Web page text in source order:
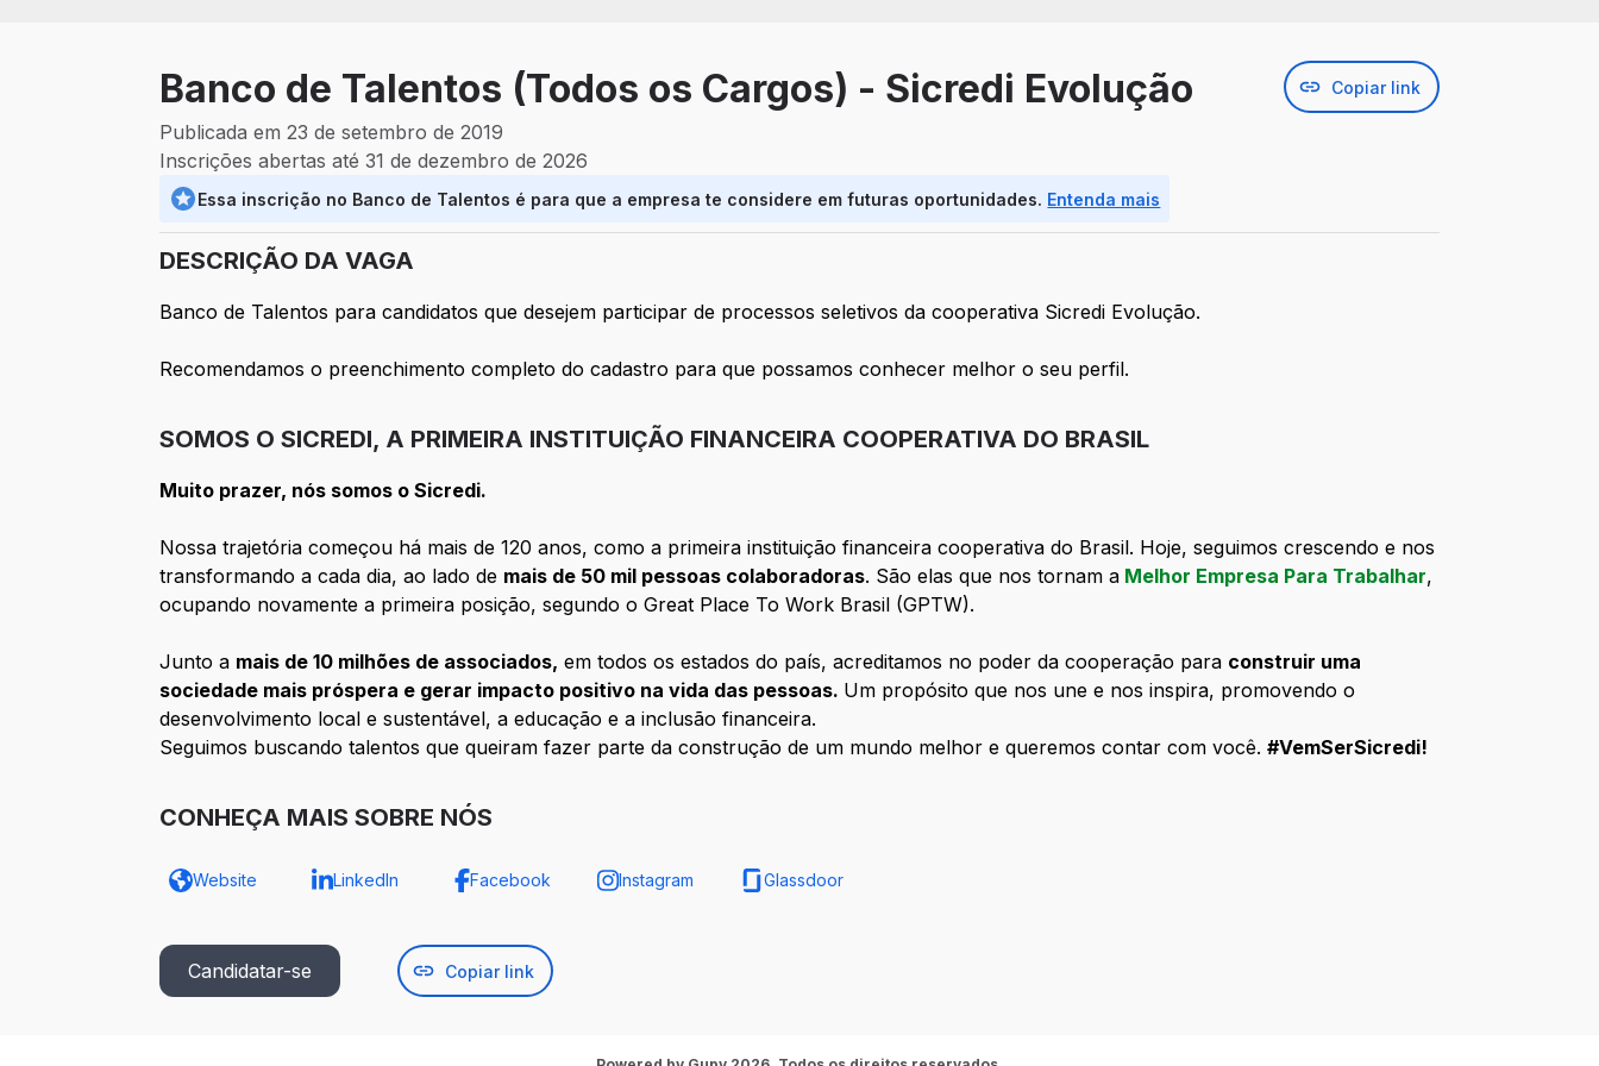
Banco de Talentos (Todos os Cargos) - Sicredi Evolução Copiar link
Publicada em 23 de setembro de 2019
Inscrições abertas até 31 de dezembro de 2026
Essa inscrição no Banco de Talentos é para que a empresa te considere em futuras oportunidades. Entenda mais
DESCRIÇÃO DA VAGA
Banco de Talentos para candidatos que desejem participar de processos seletivos da cooperativa Sicredi Evolução.
Recomendamos o preenchimento completo do cadastro para que possamos conhecer melhor o seu perfil.
SOMOS O SICREDI, A PRIMEIRA INSTITUIÇÃO FINANCEIRA COOPERATIVA DO BRASIL
Muito prazer, nós somos o Sicredi.
Nossa trajetória começou há mais de 120 anos, como a primeira instituição financeira cooperativa do Brasil. Hoje, seguimos crescendo e nos
transformando a cada dia, ao lado de mais de 50 mil pessoas colaboradoras. São elas que nos tornam a Melhor Empresa Para Trabalhar,
ocupando novamente a primeira posição, segundo o Great Place To Work Brasil (GPTW).
Junto a mais de 10 milhões de associados, em todos os estados do país, acreditamos no poder da cooperação para construir uma
sociedade mais próspera e gerar impacto positivo na vida das pessoas. Um propósito que nos une e nos inspira, promovendo o
desenvolvimento local e sustentável, a educação e a inclusão financeira.
Seguimos buscando talentos que queiram fazer parte da construção de um mundo melhor e queremos contar com você.#VemSerSicredi!
CONHEÇA MAIS SOBRE NÓS
Website LinkedIn Facebook Instagram Glassdoor
Candidatar-se Copiar link